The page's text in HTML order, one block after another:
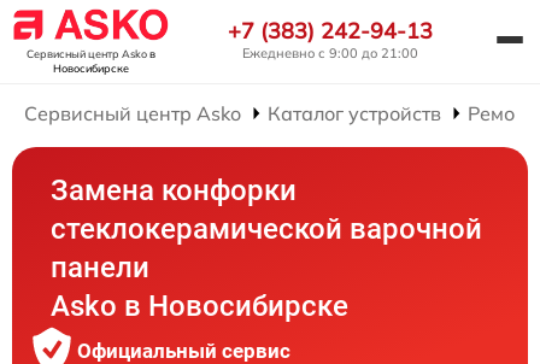
Сервисный центр Askoв
Новосибирске
+7 (383) 242-94-13
Ежедневно с 9:00 до 21:00
Сервисный центр Asko Каталог устройств
Замена конфорки
стеклокерамической варочной
панели
Asko в Новосибирске
Официальный сервис